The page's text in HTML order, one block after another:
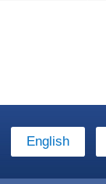
English